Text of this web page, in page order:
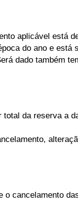
aplicável está
do ano e está
dado também
total da reserva a
o cancelamento